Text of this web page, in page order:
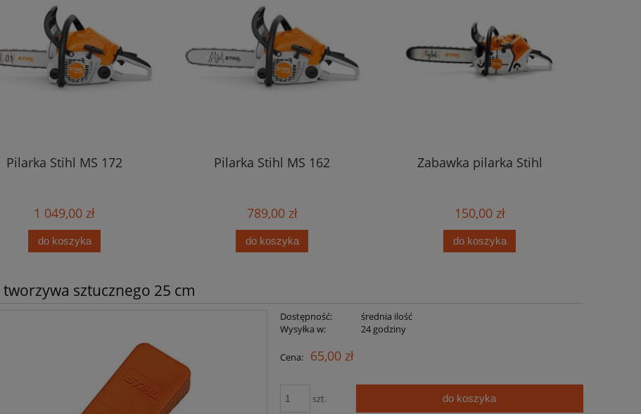
Pilarka Stihl MS 172
1 049,00 zł
do koszyka
Pilarka Stihl MS 162
789,00 zł
do koszyka
Zabawka pilarka Stihl
150,00 zł
do koszyka
tworzywa sztucznego 25 cm
Dostępność:
średnia ilość
Wysyłka w:
24 godziny
Cena: 65,00 zł
szt. do koszyka